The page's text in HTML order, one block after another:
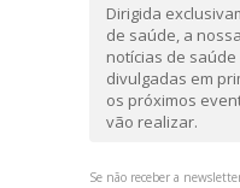
Dirigida
de saúde, a
notícias de
divulgadas em
os próximos
vão realizar.
Se não receber a